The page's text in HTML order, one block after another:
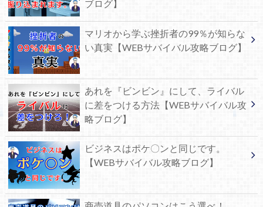
ブログ】
マリオから学ぶ挫折者の99％が知らな
い真実【WEBサバイバル攻略ブログ】
あれを『ビンビン』にして、ライバル
に差をつける方法【WEBサバイバル攻
略ブログ】
ビジネスはポケ〇ンと同じです。
【WEBサバイバル攻略ブログ】